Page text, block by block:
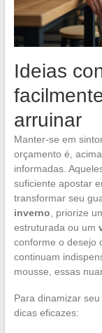
Ideias
arruinar
Manter-se em
orçamento é,
informadas.
suficiente apostar
transformar seu
inverno , priorize
estruturada ou um
conforme o desejo
continuam
mousse, essas
Para dinamizar
dicas eficazes: